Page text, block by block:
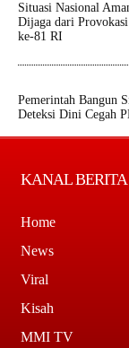
Situasi Nasional
Dijaga dari
ke-81 RI
Pemerintah Bangun
Deteksi Dini Cegah
KANAL BERITA
Home
News
Viral
Kisah
MMI TV